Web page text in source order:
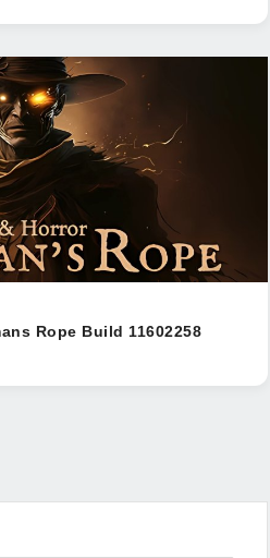
Rope Build 11602258